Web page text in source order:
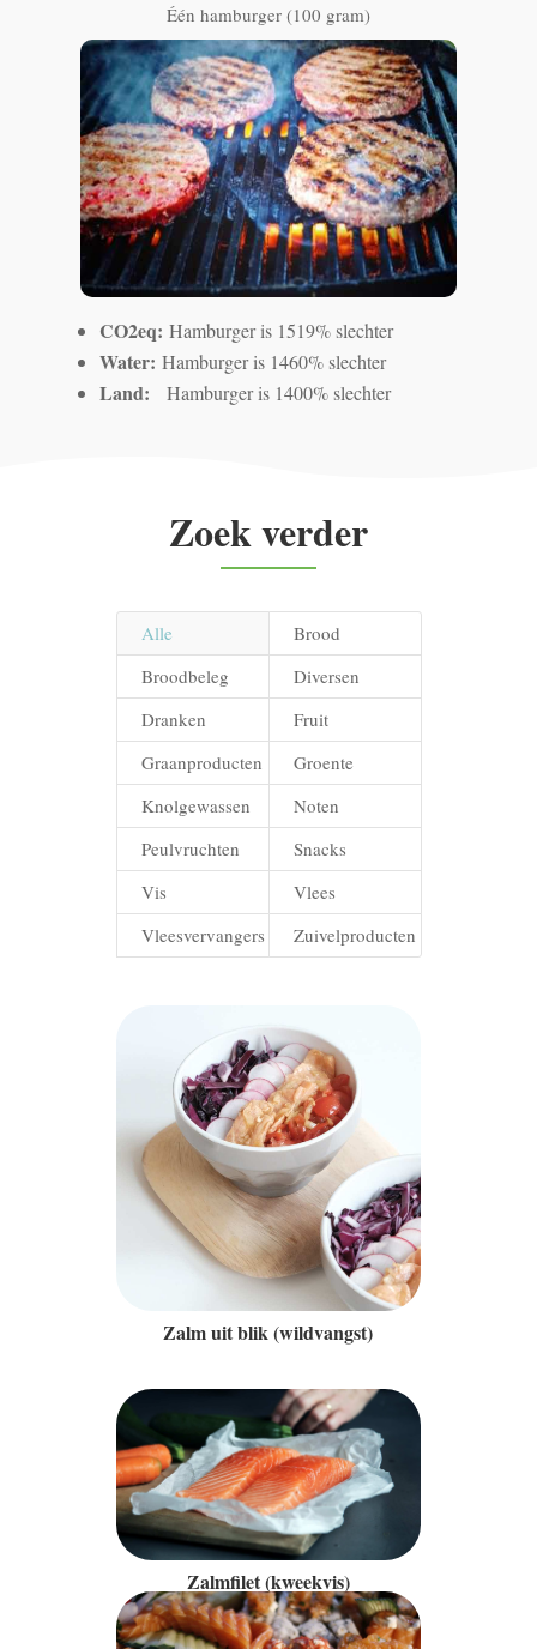
Één hamburger (100 gram)
CO2eq:Hamburger is 1519% slechter
Water:Hamburger is 1460% slechter
Land:Hamburger is 1400% slechter
Zoek verder
Alle
Brood
Broodbeleg
Diversen
Dranken
Fruit
Graanproducten
Groente
Knolgewassen
Noten
Peulvruchten
Snacks
Vis
Vlees
Vleesvervangers
Zuivelproducten
Zalm uit blik (wildvangst)
Zalmfilet (kweekvis)